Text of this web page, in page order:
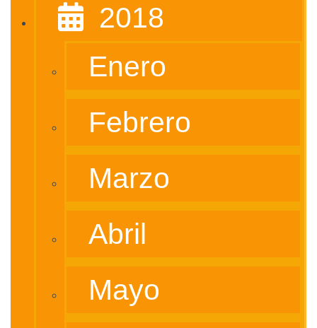
‎ ‎ 2018
Enero
Febrero
Marzo
Abril
Mayo